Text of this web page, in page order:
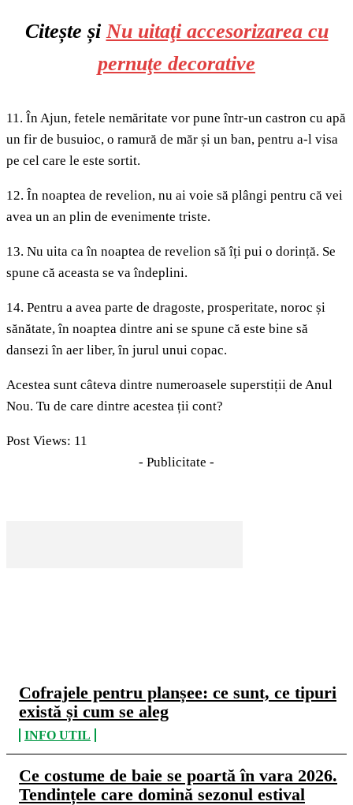
Cofrajele pentru planșee: ce sunt, ce tipuri
există și cum se aleg
INFO UTIL
Ce costume de baie se poartă în vara 2026.
Tendințele care domină sezonul estival
Citește șiNu uitaţi accesorizarea cu
pernuţe decorative
11. În Ajun, fetele nemăritate vor pune într-un castron cu apă
un fir de busuioc, o ramură de măr și un ban, pentru a-l visa
pe cel care le este sortit.
12. În noaptea de revelion, nu ai voie să plângi pentru că vei
avea un an plin de evenimente triste.
13. Nu uita ca în noaptea de revelion să îți pui o dorință. Se
spune că aceasta se va îndeplini.
14. Pentru a avea parte de dragoste, prosperitate, noroc și
sănătate, în noaptea dintre ani se spune că este bine să
dansezi în aer liber, în jurul unui copac.
Acestea sunt câteva dintre numeroasele superstiții de Anul
Nou. Tu de care dintre acestea ții cont?
Post Views: 11
- Publicitate -